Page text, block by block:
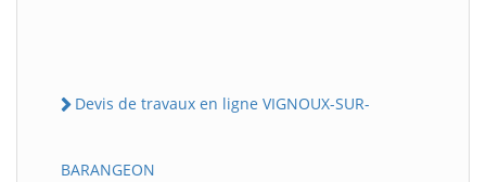
Devis de travaux en ligne VIGNOUX-SUR-
BARANGEON